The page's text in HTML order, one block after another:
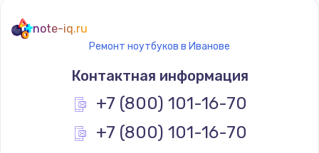
note-iq.ru
Ремонт ноутбуков в Иванове
Контактная информация
+7 (800) 101-16-70
+7 (800) 101-16-70